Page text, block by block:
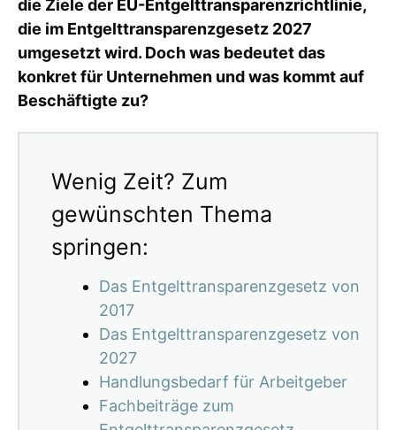
die Ziele der EU-Entgelttransparenzrichtlinie,
die im Entgelttransparenzgesetz 2027
umgesetzt wird. Doch was bedeutet das
konkret für Unternehmen und was kommt auf
Beschäftigte zu?
Wenig Zeit? Zum
gewünschten Thema
springen:
Das Entgelttransparenzgesetz von
2017
Das Entgelttransparenzgesetz von
2027
Handlungsbedarf für Arbeitgeber
Fachbeiträge zum